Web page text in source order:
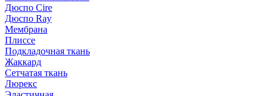
Дюспо Cire
Дюспо Ray
Мембрана
Плиссе
Подкладочная ткань
Жаккард
Сетчатая ткань
Люрекс